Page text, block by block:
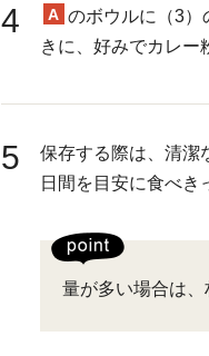
4 A のボウルに（3）
きに、好みでカレー
5
保存する際は、清潔
日間を目安に食べき
量が多い場合は、